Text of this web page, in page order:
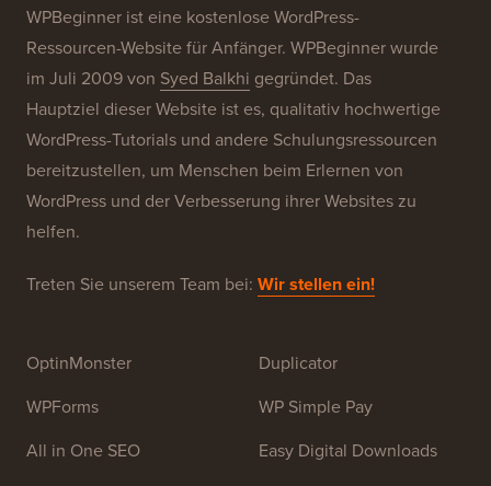
Unsere Marken
Über WPBeginner®
WPBeginner ist eine kostenlose WordPress-
Ressourcen-Website für Anfänger. WPBeginner wurde
Hauptziel dieser Website ist es, qualitativ hochwertige
WordPress und der Verbesserung ihrer Websites zu
helfen.
Treten Sie unserem Team bei: Wir stellen ein!